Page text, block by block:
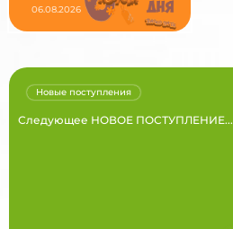
06.08.2026
Следующее НОВОЕ ПОСТУПЛЕНИЕ...
Новые поступления